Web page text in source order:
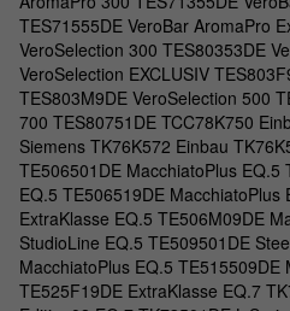
TES71555DE VeroBar AromaPro
VeroSelection 300 TES80353DE
VeroSelection EXCLUSIV
TES803M9DE VeroSelection 500
700 TES80751DE TCC78K750
Siemens TK76K572 Einbau
TE506501DE MacchiatoPlus EQ.5
EQ.5 TE506519DE MacchiatoPlus
ExtraKlasse EQ.5 TE506M09DE
StudioLine EQ.5 TE509501DE
MacchiatoPlus EQ.5 TE515509DE
TE525F19DE ExtraKlasse EQ.7